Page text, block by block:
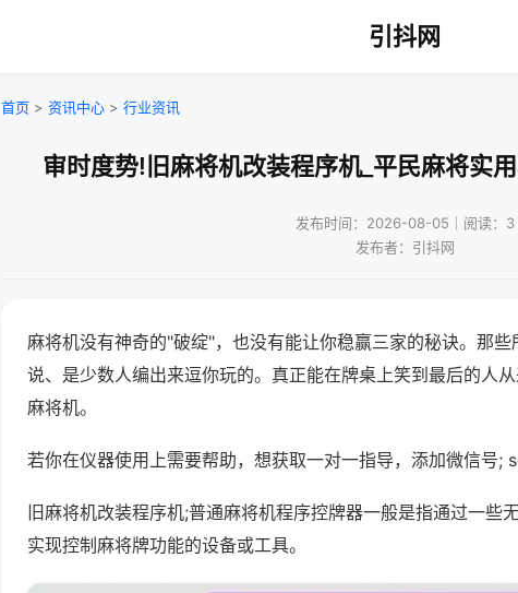
引抖网
首页 > 资讯中心 > 行业资讯
审时度势!旧麻将机改装程序机_平民麻将实
发布时间：2026-08-05｜阅读：3
发布者：引抖网
麻将机没有神奇的"破绽"，也没有能让你稳赢三家的秘诀。那
说、是少数人编出来逗你玩的。真正能在牌桌上笑到最后的人
麻将机。
若你在仪器使用上需要帮助，想获取一对一指导，添加微信号;
旧麻将机改装程序机;普通麻将机程序控牌器一般是指通过一些
实现控制麻将牌功能的设备或工具。